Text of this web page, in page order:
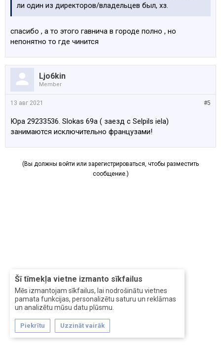
Šī tīmekļa vietne izmanto sīkfailus
Mēs izmantojam sīkfailus, lai nodrošinātu vietnes
pamata funkcijas, personalizētu saturu un reklāmas
un analizētu mūsu datu plūsmu.
Piekrītu Uzzināt vairāk
ли один из директоров/владельцев был, хз.
спасибо , а то этого гавнича в городе полно , но
непонятно то где чинится
Ljo6kin
Member
#5
13 авг 2021
Юра 29233536. Slokas 69a ( заезд с Selpils iela)
занимаются исключительно французами!
(Вы должны войти или зарегистрироваться, чтобы разместить
сообщение.)